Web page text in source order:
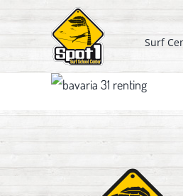
contenuto
Surf